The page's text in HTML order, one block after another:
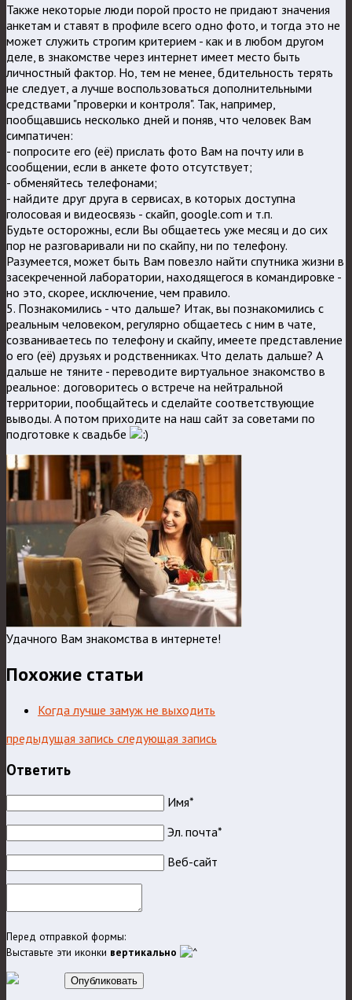
Также некоторые люди порой просто не придают значения
анкетам и ставят в профиле всего одно фото, и тогда это не
может служить строгим критерием - как и в любом другом
деле, в знакомстве через интернет имеет место быть
личностный фактор. Но, тем не менее, бдительность терять
не следует, а лучше воспользоваться дополнительными
средствами "проверки и контроля". Так, например,
пообщавшись несколько дней и поняв, что человек Вам
симпатичен:
- попросите его (её) прислать фото Вам на почту или в
сообщении, если в анкете фото отсутствует;
- обменяйтесь телефонами;
- найдите друг друга в сервисах, в которых доступна
голосовая и видеосвязь - скайп, google.com и т.п.
Будьте осторожны, если Вы общаетесь уже месяц и до сих
пор не разговаривали ни по скайпу, ни по телефону.
Разумеется, может быть Вам повезло найти спутника жизни в
засекреченной лаборатории, находящегося в командировке -
но это, скорее, исключение, чем правило.
5. Познакомились - что дальше? Итак, вы познакомились с
реальным человеком, регулярно общаетесь с ним в чате,
созваниваетесь по телефону и скайпу, имеете представление
о его (её) друзьях и родственниках. Что делать дальше? А
дальше не тяните - переводите виртуальное знакомство в
реальное: договоритесь о встрече на нейтральной
территории, пообщайтесь и сделайте соответствующие
выводы. А потом приходите на наш сайт за советами по
подготовке к свадьбе
Удачного Вам знакомства в интернете!
Похожие статьи
Когда лучше замуж не выходить
предыдущая запись следующая запись
Ответить
Имя*
Эл. почта*
Веб-сайт
Перед отправкой формы:
Выставьте эти иконки вертикально
Опубликовать